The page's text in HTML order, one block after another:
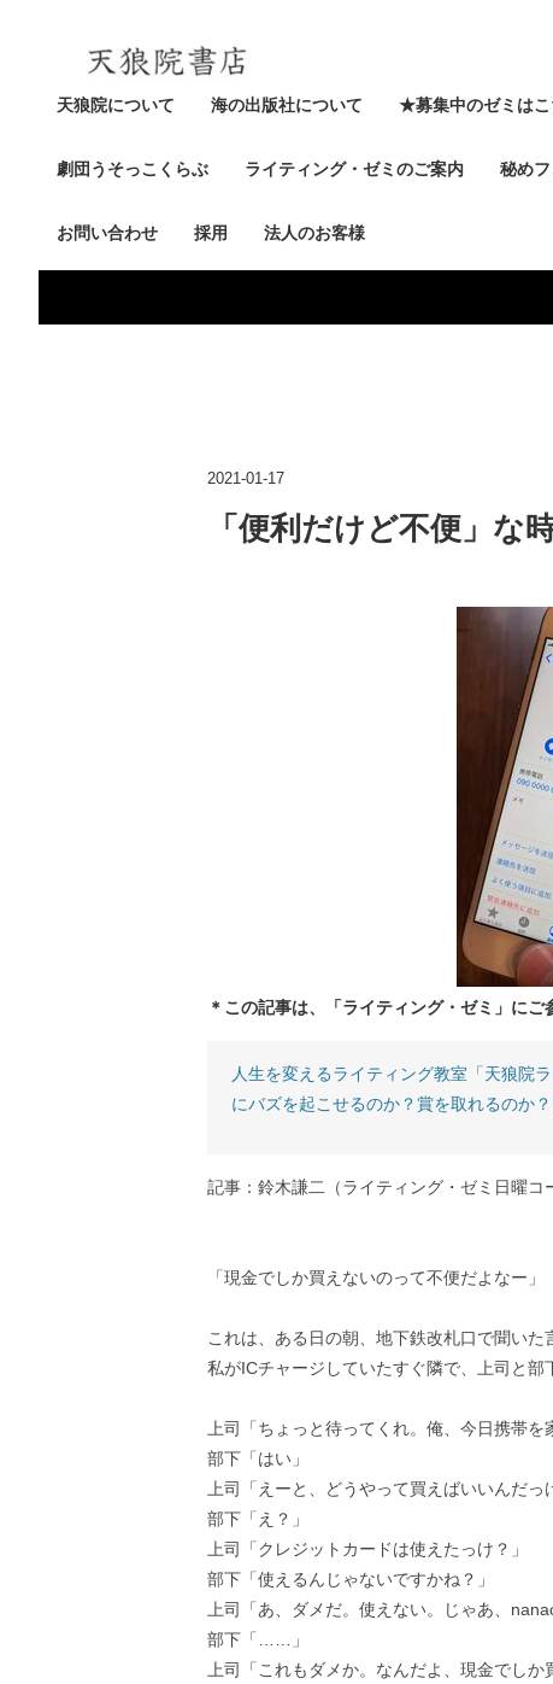
天狼院について 海の出版社について ★募集中のゼミは
劇団うそっこくらぶ ライティング・ゼミのご案内 秘め
お問い合わせ 採用 法人のお客様
2021-01-17
「便利だけど不便」な
＊この記事は、「ライティング・ゼミ」に
人生を変えるライティング教室「天狼院
にバズを起こせるのか？賞を取れるのか
記事：鈴木謙二（ライティング・ゼミ日曜コ
「現金でしか買えないのって不便だよなー」
これは、ある日の朝、地下鉄改札口で聞いた
私がICチャージしていたすぐ隣で、上司と
上司「ちょっと待ってくれ。俺、今日携帯
部下「はい」
上司「えーと、どうやって買えばいいんだっ
部下「え？」
上司「クレジットカードは使えたっけ？」
部下「使えるんじゃないですかね？」
上司「あ、ダメだ。使えない。じゃあ、
部下「……」
上司「これもダメか。なんだよ、現金でしか